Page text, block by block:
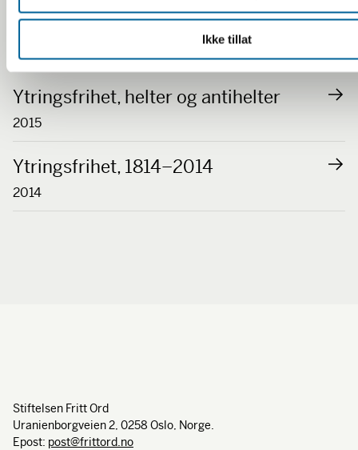
Ikke tillat
Sensur
2016
Ytringsfrihet, helter og antihelter
2015
Ytringsfrihet, 1814–2014
2014
Stiftelsen Fritt Ord
Uranienborgveien 2, 0258 Oslo, Norge.
Epost: post@frittord.no